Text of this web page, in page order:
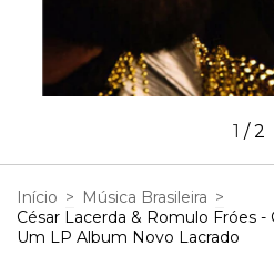
1 /2
Início > Música Brasileira >
César Lacerda & Romulo Fróes
Um LP Album Novo Lacrado